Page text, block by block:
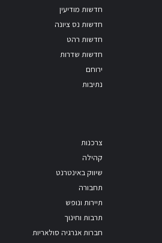
חדשות מודיעין
חדשות נס ציונה
חדשות רהט
חדשות שדרות
ירוחם
נתיבות
צרכנות
קהילה
שיווק באינטרנט
תחבורה
תיירות ונופש
תרבות וחינוך
חברות אנרגיה סולאריות